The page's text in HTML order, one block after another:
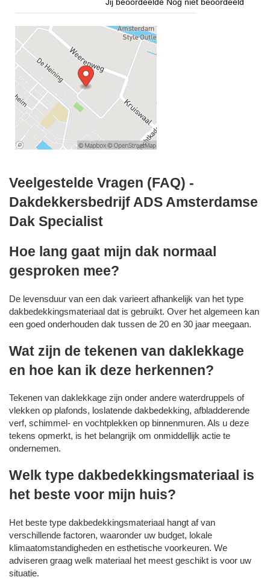
Veelgestelde Vragen (FAQ) -
Dakdekkersbedrijf ADS Amsterdamse
Dak Specialist
Hoe lang gaat mijn dak normaal
gesproken mee?
De levensduur van een dak varieert afhankelijk van het type
dakbedekkingsmateriaal dat is gebruikt. Over het algemeen kan
een goed onderhouden dak tussen de 20 en 30 jaar meegaan.
Wat zijn de tekenen van daklekkage
en hoe kan ik deze herkennen?
Tekenen van daklekkage zijn onder andere waterdruppels of
vlekken op plafonds, loslatende dakbedekking, afbladderende
verf, schimmel- en vochtplekken op binnenmuren. Als u deze
tekens opmerkt, is het belangrijk om onmiddellijk actie te
ondernemen.
Welk type dakbedekkingsmateriaal is
het beste voor mijn huis?
Het beste type dakbedekkingsmateriaal hangt af van
verschillende factoren, waaronder uw budget, lokale
klimaatomstandigheden en esthetische voorkeuren. We
adviseren graag welk materiaal het meest geschikt is voor uw
situatie.